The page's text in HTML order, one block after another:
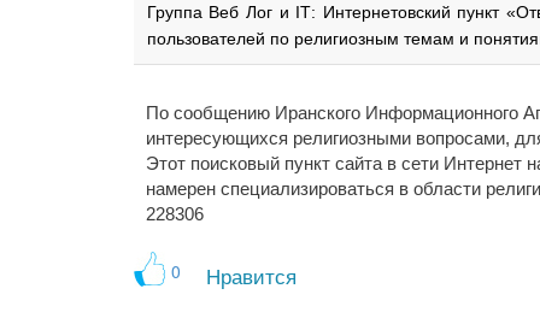
Группа Веб Лог и IТ: Интернетовский пункт
пользователей по религиозным темам и
По сообщению Иранского Информационного
интересующихся религиозными вопросами,
Этот поисковый пункт сайта в сети Интернет
намерен специализироваться в области
228306
0 Нравится